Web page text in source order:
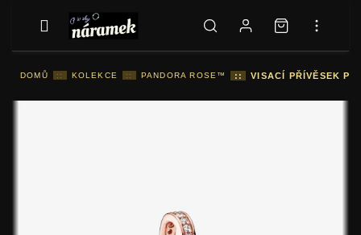
DOMŮ :: KOLEKCE :: PANDORA ROSE™ :: VISACÍ PŘÍVĚSEK